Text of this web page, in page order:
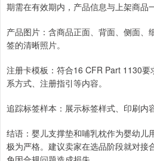
期需在有效期内，产品信息与上架商品
产品图片：含商品正面、背面、侧面、
签的清晰照片。
注册卡模板：符合16 CFR Part 1130
系方式、注册指引等内容。
追踪标签样本：展示标签样式、印刷内
结语：婴儿支撑垫和哺乳枕作为婴幼儿
极为严格。建议卖家在选品阶段就对接